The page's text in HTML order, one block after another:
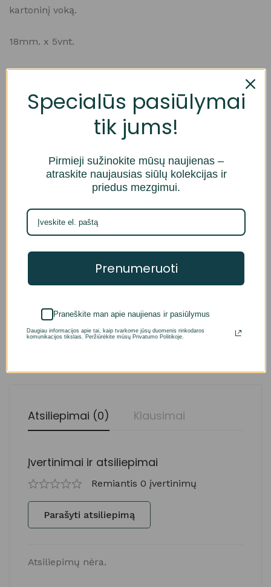
kartoninį voką.
18mm. x 5vnt.
*Ekrane matomos spalvos gali šiek tiek skirtis nuo
tikrosios spalvos.
Atsiliepimai (0) Klausimai
Įvertinimai ir atsiliepimai
Remiantis 0 įvertinimų
Parašyti atsiliepimą
Atsiliepimų nėra.
Specialūs pasiūlymai
tik jums!
Pirmieji sužinokite mūsų naujienas –
atraskite naujausias siūlų kolekcijas ir
priedus mezgimui.
Prenumeruoti
Praneškite man apie naujienas ir pasiūlymus
Daugiau informacijos apie tai, kaip tvarkome jūsų duomenis rinkodaros
komunikacijos tikslais. Peržiūrėkite mūsų Privatumo Politikoje.